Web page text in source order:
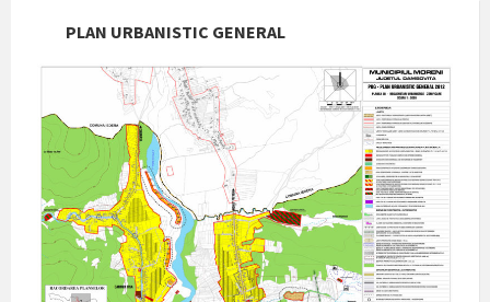
PLAN URBANISTIC GENERAL